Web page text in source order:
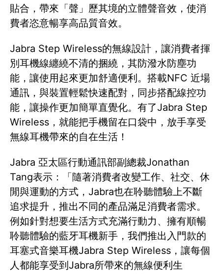
貼合，帶來「聲」歷其境的立體聲音效，使消
費者恣意暢享高品質音效。
Jabra Step Wireless的無線設計，讓消費者揮
別耳機線纏繞不清的捆繞，其防潑水防塵功
能，讓使用起來更加舒適便利。搭載NFC 近場
通訊，與裝置輕鬆快速配對，同步搭配線控功
能，讓操作更加簡單直覺化。有了Jabra Step
Wireless，就能把手機留在口袋中，放手享受
無線耳機帶來的自在生活！
Jabra 亞太區行動通訊部副總裁Jonathan
Tang表示：「隨著消費者改變工作、社交、休
閒與運動的方式，Jabra也在聆聽體驗上不斷
追求提升，推出不同的產品滿足消費者需求。
例如針對想要生活方式充滿行動力、擁有順暢
聆聽體驗的藍牙耳機新手，我們推出入門款的
耳塞式音樂耳機Jabra Step Wireless，讓每個
人都能享受到Jabra所帶來的無線便利生